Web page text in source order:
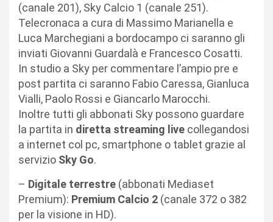
(canale 201), Sky Calcio 1 (canale 251).
Telecronaca a cura di Massimo Marianella e
Luca Marchegiani a bordocampo ci saranno gli
inviati Giovanni Guardalà e Francesco Cosatti.
In studio a Sky per commentare l’ampio pre e
post partita ci saranno Fabio Caressa, Gianluca
Vialli, Paolo Rossi e Giancarlo Marocchi.
Inoltre tutti gli abbonati Sky possono guardare
la partita in diretta streaming live collegandosi
a internet col pc, smartphone o tablet grazie al
servizio Sky Go.
– Digitale terrestre (abbonati Mediaset
Premium): Premium Calcio 2 (canale 372 o 382
per la visione in HD).